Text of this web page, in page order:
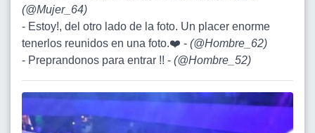
(@Mujer_64)
- Estoy!, del otro lado de la foto. Un placer enorme
tenerlos reunidos en una foto.❤️ - (@Hombre_62)
- Preprandonos para entrar !! - (@Hombre_52)